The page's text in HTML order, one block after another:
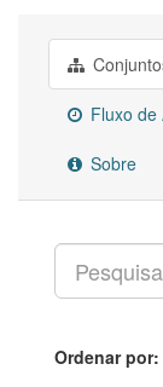
Fluxo de
Sobre
Ordenar por